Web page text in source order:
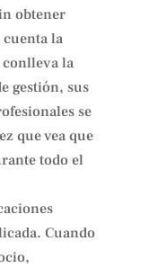
obtener
la
la
gestión, sus
se
que vea que
todo el
Cuando